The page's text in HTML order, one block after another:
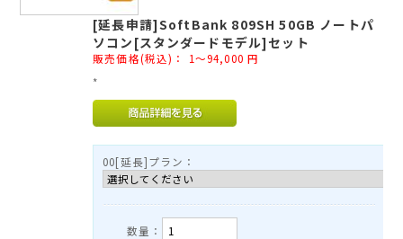
[延長申請]SoftBank 809SH 50GB ノートパ
ソコン[スタンダードモデル]セット
販売価格(税込)： 1～94,000 円
*
00[延長]プラン：
数量：